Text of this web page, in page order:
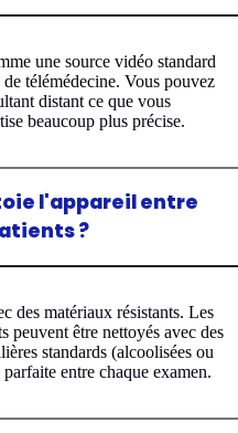
une source vidéo standard
télémédecine. Vous pouvez
distant ce que vous
beaucoup plus précise.
l'appareil entre
?
des matériaux résistants. Les
peuvent être nettoyés avec des
standards (alcoolisées ou
entre chaque examen.